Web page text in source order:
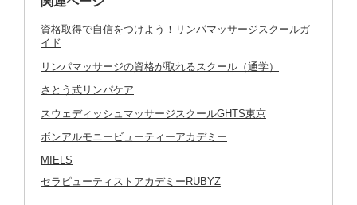
資格取得で自信をつけよう！リンパマッサージスクールガ
イド
リンパマッサージの資格が取れるスクール（通学）
さとう式リンパケア
スウェディッシュマッサージスクールGHTS東京
ボンアルモニービューティーアカデミー
MIELS
セラピューティストアカデミーRUBYZ